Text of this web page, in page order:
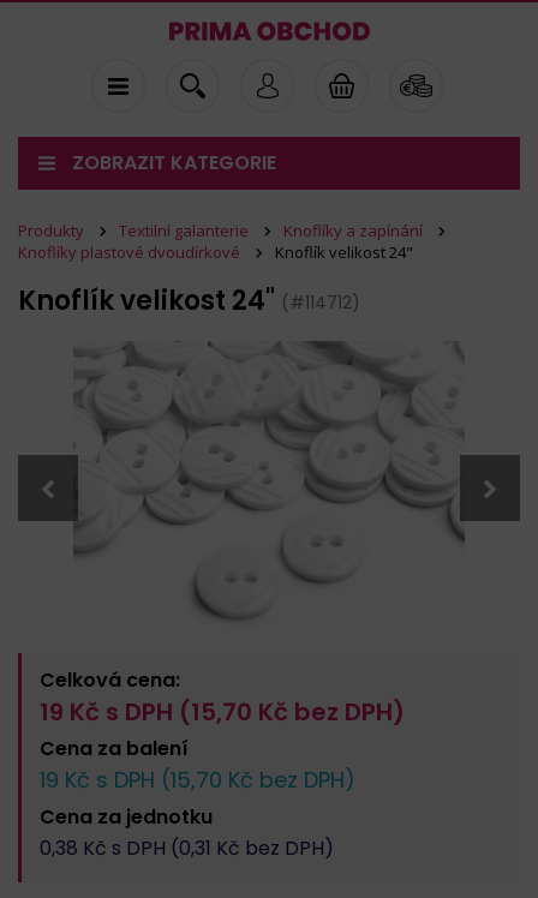
ZOBRAZIT KATEGORIE
Produkty Textilní galanterie
Knoflíky a zapínání
Knoflíky plastové dvoudírkové
Knoflík velikost 24"
Knoflík velikost 24" (#114712)
Celková cena:
19 Kč s DPH (15,70 Kč bez DPH)
Cena za balení
19 Kč s DPH (15,70 Kč bez DPH)
Cena za jednotku
0,38 Kč s DPH (0,31 Kč bez DPH)